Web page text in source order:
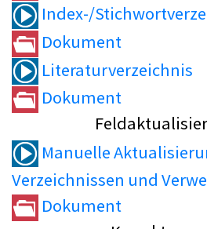
Index-/
Dokument
Literaturverzeichnis
Dokument
Manuelle
Verzeichnissen und
Dokument